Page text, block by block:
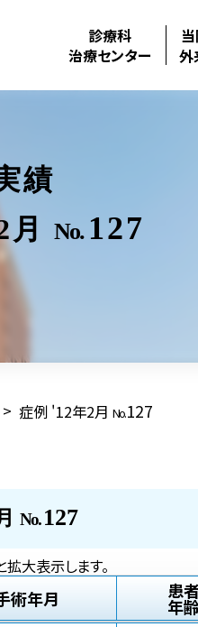
診療科
治療センター
外
績
月
No. 127
> 症例 '12年2月No.127
No.127
大表示します。
術年月 患
年齢